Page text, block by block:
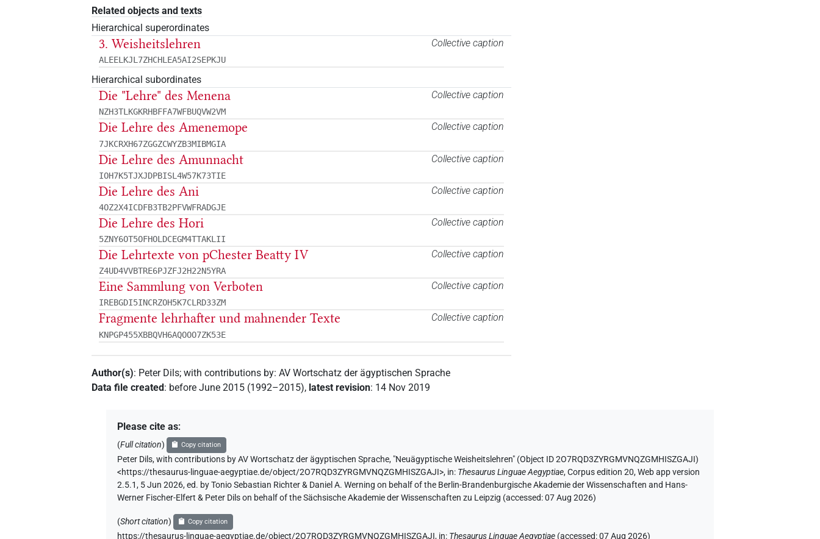
Related objects and texts
Hierarchical superordinates
Collective caption
3. Weisheitslehren
ALEELKJL7ZHCHLEA5AI2SEPKJU
Hierarchical subordinates
Collective caption
Die "Lehre" des Menena
NZH3TLKGKRHBFFA7WFBUQVW2VM
Collective caption
Die Lehre des Amenemope
7JKCRXH67ZGGZCWYZB3MIBMGIA
Collective caption
Die Lehre des Amunnacht
IOH7K5TJXJDPBISL4W57K73TIE
Collective caption
Die Lehre des Ani
4OZ2X4ICDFB3TB2PFVWFRADGJE
Collective caption
Die Lehre des Hori
5ZNY6OT5OFHOLDCEGM4TTAKLII
Collective caption
Die Lehrtexte von pChester Beatty IV
Z4UD4VVBTRE6PJZFJ2H22N5YRA
Collective caption
Eine Sammlung von Verboten
IREBGDI5INCRZOH5K7CLRD33ZM
Collective caption
Fragmente lehrhafter und mahnender Texte
KNPGP455XBBQVH6AQOOO7ZK53E
Author(s): Peter Dils;with contributions by:AV Wortschatz der ägyptischen Sprache
Data file created: before June 2015 (1992–2015), latest revision: 14 Nov 2019
Please cite as:
(Full citation) Copy citation
Peter Dils,with contributions by AV Wortschatz der ägyptischen Sprache, "Neuägyptische Weisheitslehren" (Object ID 2O7RQD3ZYRGMVNQZGMHISZGAJI)
<https://thesaurus-linguae-aegyptiae.de/object/2O7RQD3ZYRGMVNQZGMHISZGAJI>, in: Thesaurus Linguae Aegyptiae,Corpus edition 20, Web app version
2.5.1, 5 Jun 2026, ed. by Tonio Sebastian Richter & Daniel A. Werning on behalf of the Berlin-Brandenburgische Akademie der Wissenschaften and Hans-
Werner Fischer-Elfert & Peter Dils on behalf of the Sächsische Akademie der Wissenschaften zu Leipzig (accessed:07 Aug 2026)
(Short citation) Copy citation
https://thesaurus-linguae-aegyptiae.de/object/2O7RQD3ZYRGMVNQZGMHISZGAJI, in: Thesaurus Linguae Aegyptiae (accessed:07 Aug 2026)